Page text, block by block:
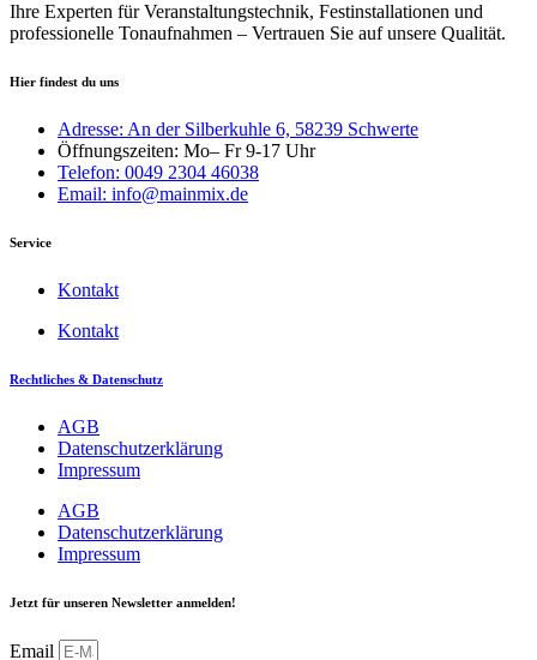
Ihre Experten für Veranstaltungstechnik, Festinstallationen und
professionelle Tonaufnahmen – Vertrauen Sie auf unsere Qualität.
Hier findest du uns
Adresse: An der Silberkuhle 6, 58239 Schwerte
Öffnungszeiten: Mo– Fr 9-17 Uhr
Telefon: 0049 2304 46038
Email: info@mainmix.de
Service
Kontakt
Kontakt
Rechtliches & Datenschutz
AGB
Datenschutzerklärung
Impressum
AGB
Datenschutzerklärung
Impressum
Jetzt für unseren Newsletter anmelden!
Email